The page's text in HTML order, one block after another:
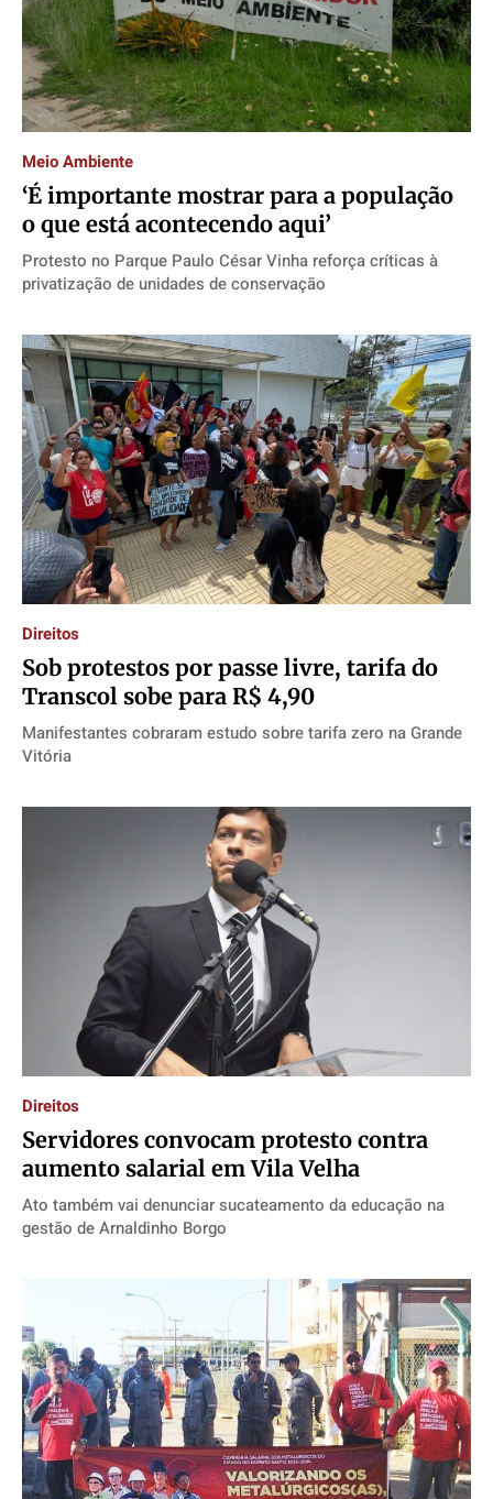
Meio Ambiente
‘É importante mostrar para a população
o que está acontecendo aqui’
Protesto no Parque Paulo César Vinha reforça críticas à
privatização de unidades de conservação
Direitos
Sob protestos por passe livre, tarifa do
Transcol sobe para R$ 4,90
Manifestantes cobraram estudo sobre tarifa zero na Grande
Vitória
Direitos
Servidores convocam protesto contra
aumento salarial em Vila Velha
Ato também vai denunciar sucateamento da educação na
gestão de Arnaldinho Borgo